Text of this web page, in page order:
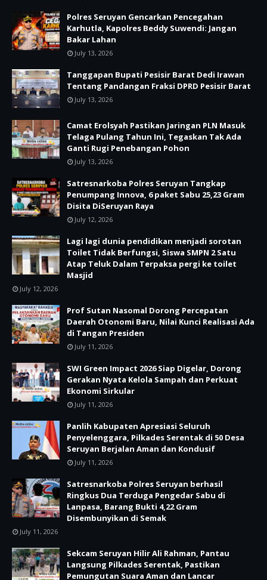
Polres Seruyan Gencarkan Pencegahan
Karhutla, Kapolres Beddy Suwendi: Jangan
Bakar Lahan
July 13, 2026
Tanggapan Bupati Pesisir Barat Dedi Irawan
Tentang Pandangan Fraksi DPRD Pesisir Barat
July 13, 2026
Camat Erolsyah Pastikan Jaringan PLN Masuk
Telaga Pulang Tahun Ini, Tegaskan Tak Ada
Ganti Rugi Penebangan Pohon
July 13, 2026
Satresnarkoba Polres Seruyan Tangkap
Penumpang Innova, 6 paket Sabu 25,23 Gram
Disita DiSeruyan Raya
July 12, 2026
Lagi lagi dunia pendidikan menjadi sorotan
Toilet Tidak Berfungsi, Siswa SMPN 2 Satu
Atap Teluk Dalam Terpaksa pergi ke toilet
Masjid
July 12, 2026
Prof Sutan Nasomal Dorong Percepatan
Daerah Otonomi Baru, Nilai Kunci Realisasi Ada
di Tangan Presiden
July 11, 2026
SWI Green Impact 2026 Siap Digelar, Dorong
Gerakan Nyata Kelola Sampah dan Perkuat
Ekonomi Sirkular
July 11, 2026
Panlih Kabupaten Apresiasi Seluruh
Penyelenggara, Pilkades Serentak di 50 Desa
Seruyan Berjalan Aman dan Kondusif
July 11, 2026
Satresnarkoba Polres Seruyan berhasil
Ringkus Dua Terduga Pengedar Sabu di
Lanpasa, Barang Bukti 4,22 Gram
Disembunyikan di Semak
July 11, 2026
Sekcam Seruyan Hilir Ali Rahman, Pantau
Langsung Pilkades Serentak, Pastikan
Pemungutan Suara Aman dan Lancar